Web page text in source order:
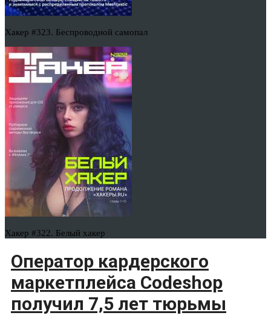
Хакер #323. Беспроводной самопал
Хакер #322. Белый хакер
Оператор кардерского
маркетплейса Codeshop
получил 7,5 лет тюрьмы